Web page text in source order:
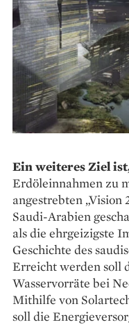
Ein weiteres Ziel
Erdöleinnahmen zu
angestrebten „Vision
Saudi-Arabien
als die ehrgeizigste
Geschichte des
Erreicht werden soll
Wasservorräte bei
Mithilfe von
soll die